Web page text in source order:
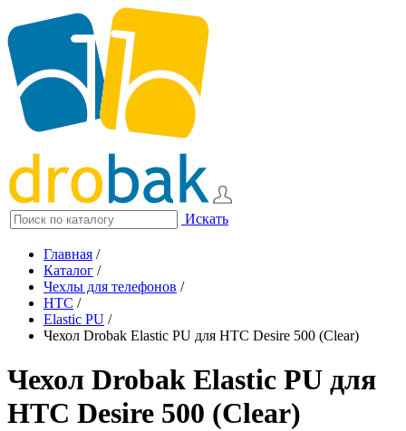
Искать
Главная /
Каталог /
Чехлы для телефонов /
HTC /
Elastic PU /
Чехол Drobak Elastic PU для HTC Desire 500 (Clear)
Чехол Drobak Elastic PU для
HTC Desire 500 (Clear)